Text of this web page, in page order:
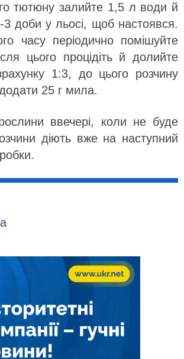
тютюну залийте 1,5 л води й
доби у льосі, щоб настоявся.
часу періодично помішуйте
цього процідіть й долийте
1:3, до цього розчину
25 г мила.
ввечері, коли не буде
діють вже на наступний